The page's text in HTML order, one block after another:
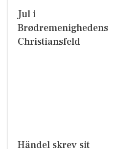
Jul i
Brødremenighedens
Christiansfeld
Händel skrev sit